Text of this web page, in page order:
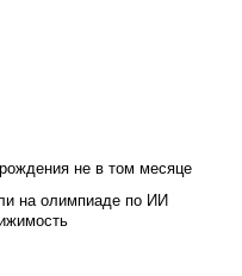
не в том месяце
на олимпиаде по ИИ